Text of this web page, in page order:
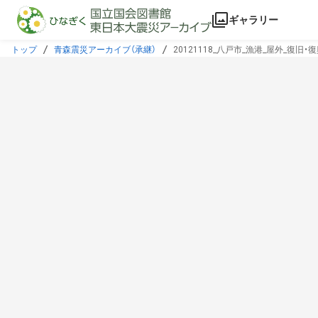
本文に飛ぶ
ギャラリー
トップ 青森震災アーカイブ（承継） 20121118_八戸市_漁港_屋外_復旧・